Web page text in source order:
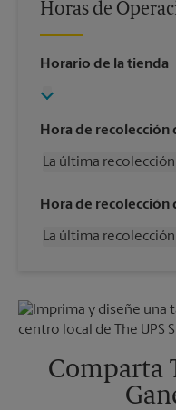
Horas de
Horario de la tienda
Hora de recolección
La última
Miércoles
5:30
Viernes
5:30
Martes
Hora de recolección
La última
Viernes
5:30
Sábado
Sin
Lunes
5:30
5:30
Comparta